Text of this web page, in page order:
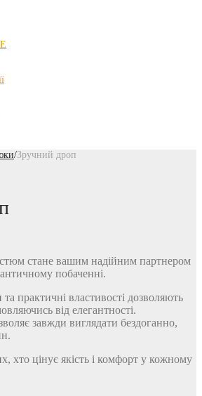
/Зручний дроп
стане вашим надійним партнером
побаченні.
практичні властивості дозволяють
від елегантності.
завжди виглядати бездоганно,
хто цінує якість і комфорт у кожному